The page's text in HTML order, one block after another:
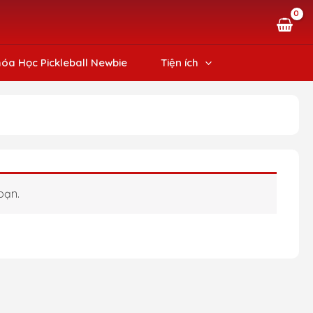
Học Pickleball Newbie Tiện ích